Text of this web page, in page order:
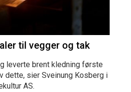
til vegger og tak
leverte brent kledning første
dette, sier Sveinung Kosberg i
AS.